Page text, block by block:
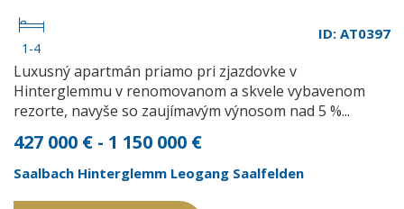
1-4
ID: AT0397
Luxusný apartmán priamo pri zjazdovke v
Hinterglemmu v renomovanom a skvele vybavenom
rezorte, navyše so zaujímavým výnosom nad 5 %...
427 000 € - 1 150 000 €
Saalbach Hinterglemm Leogang Saalfelden